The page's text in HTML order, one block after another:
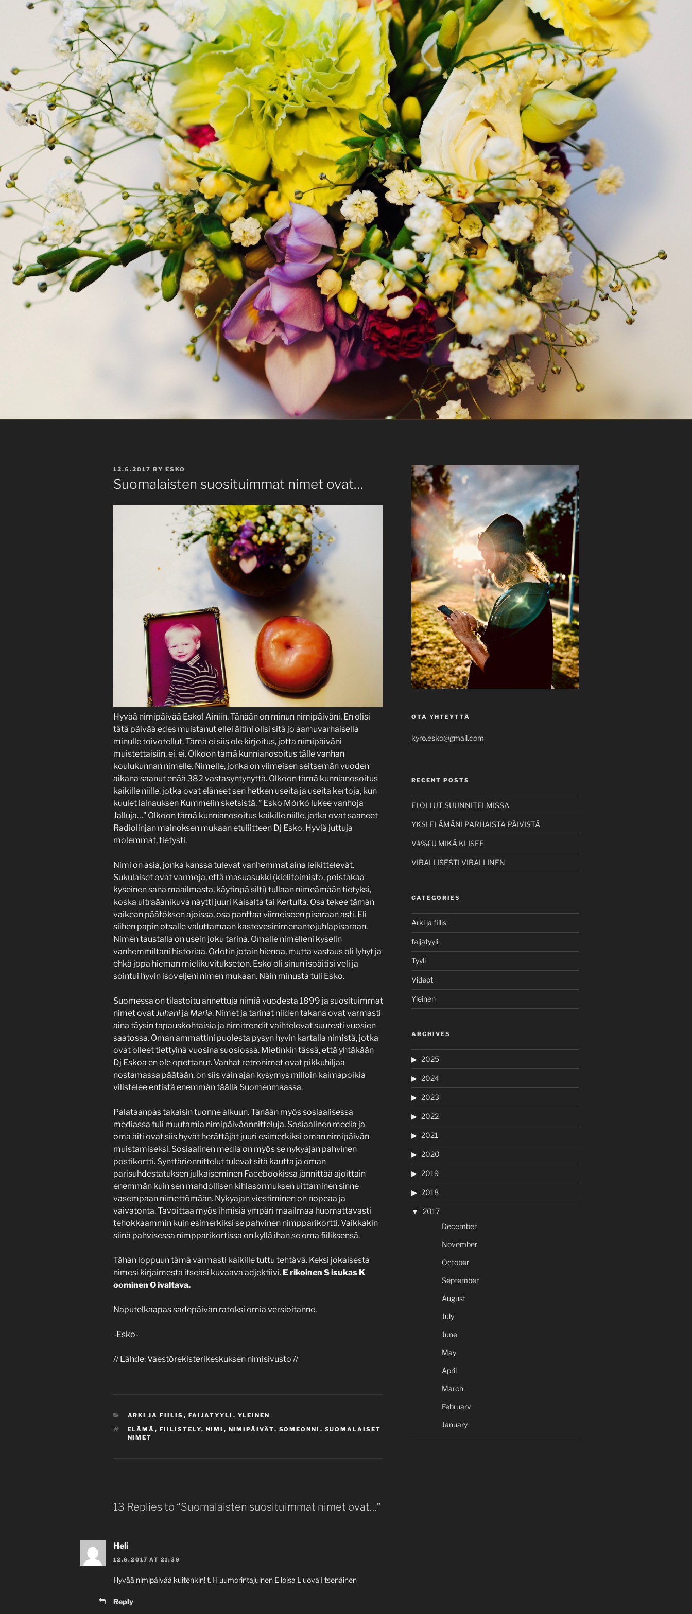
POSTED
ON
12.6.2017 BY ESKO
Suomalaisten suosituimmat nimet ovat…
Hyvää nimipäivää Esko! Ainiin. Tänään on minun nimipäiväni. En olisi
tätä päivää edes muistanut ellei äitini olisi sitä jo aamuvarhaisella
minulle toivotellut. Tämä ei siis ole kirjoitus, jotta nimipäiväni
muistettaisiin, ei, ei. Olkoon tämä kunnianosoitus tälle vanhan
koulukunnan nimelle. Nimelle, jonka on viimeisen seitsemän vuoden
aikana saanut enää 382 vastasyntynyttä. Olkoon tämä kunnianosoitus
kaikille niille, jotka ovat eläneet sen hetken useita ja useita kertoja, kun
kuulet lainauksen Kummelin sketsistä. ” Esko Mörkö lukee vanhoja
Jalluja…” Olkoon tämä kunnianosoitus kaikille niille, jotka ovat saaneet
Radiolinjan mainoksen mukaan etuliitteen Dj Esko. Hyviä juttuja
molemmat, tietysti.
Nimi on asia, jonka kanssa tulevat vanhemmat aina leikittelevät.
Sukulaiset ovat varmoja, että masuasukki (kielitoimisto, poistakaa
kyseinen sana maailmasta, käytinpä silti) tullaan nimeämään tietyksi,
koska ultraäänikuva näytti juuri Kaisalta tai Kertulta. Osa tekee tämän
vaikean päätöksen ajoissa, osa panttaa viimeiseen pisaraan asti. Eli
siihen papin otsalle valuttamaan kastevesinimenantojuhlapisaraan.
Nimen taustalla on usein joku tarina. Omalle nimelleni kyselin
vanhemmiltani historiaa. Odotin jotain hienoa, mutta vastaus oli lyhyt ja
ehkä jopa hieman mielikuvitukseton. Esko oli sinun isoäitisi veli ja
sointui hyvin isoveljeni nimen mukaan. Näin minusta tuli Esko.
Suomessa on tilastoitu annettuja nimiä vuodesta 1899 ja suosituimmat
nimet ovatJuhani ja Maria. Nimet ja tarinat niiden takana ovat varmasti
aina täysin tapauskohtaisia ja nimitrendit vaihtelevat suuresti vuosien
saatossa. Oman ammattini puolesta pysyn hyvin kartalla nimistä, jotka
ovat olleet tiettyinä vuosina suosiossa. Mietinkin tässä, että yhtäkään
Dj Eskoa en ole opettanut. Vanhat retronimet ovat pikkuhiljaa
nostamassa päätään, on siis vain ajan kysymys milloin kaimapoikia
vilistelee entistä enemmän täällä Suomenmaassa.
Palataanpas takaisin tuonne alkuun. Tänään myös sosiaalisessa
mediassa tuli muutamia nimipäiväonnitteluja. Sosiaalinen media ja
oma äiti ovat siis hyvät herättäjät juuri esimerkiksi oman nimipäivän
muistamiseksi. Sosiaalinen media on myös se nykyajan pahvinen
postikortti. Synttärionnittelut tulevat sitä kautta ja oman
parisuhdestatuksen julkaiseminen Facebookissa jännittää ajoittain
enemmän kuin sen mahdollisen kihlasormuksen uittaminen sinne
vasempaan nimettömään. Nykyajan viestiminen on nopeaa ja
vaivatonta. Tavoittaa myös ihmisiä ympäri maailmaa huomattavasti
tehokkaammin kuin esimerkiksi se pahvinen nimpparikortti. Vaikkakin
siinä pahvisessa nimpparikortissa on kyllä ihan se oma fiiliksensä.
Tähän loppuun tämä varmasti kaikille tuttu tehtävä. Keksi jokaisesta
nimesi kirjaimesta itseäsi kuvaava adjektiivi. E rikoinen S isukas K
oominen O ivaltava.
Naputelkaapas sadepäivän ratoksi omia versioitanne.
-Esko-
// Lähde: Väestörekisterikeskuksen nimisivusto //
CATEGORIES
ARKI JA FIILIS , FAIJATYYLI , YLEINEN
TAGS
ELÄMÄ , FIILISTELY, NIMI , NIMIPÄIVÄT, SOMEONNI , SUOMALAISET
NIMET
13 Replies to “Suomalaisten suosituimmat nimet ovat…”
Heli
12.6.2017 AT 21:39
Hyvää nimipäivää kuitenkin! t. H uumorintajuinen E loisa L uova I tsenäinen
Reply
OTA YHTEYTTÄ
kyro.esko@gmail.com
RECENT POSTS
EI OLLUT SUUNNITELMISSA
YKSI ELÄMÄNI PARHAISTA PÄIVISTÄ
V#%€U MIKÄ KLISEE
VIRALLISESTI VIRALLINEN
CATEGORIES
Arki ja fiilis
faijatyyli
Tyyli
Videot
Yleinen
ARCHIVES
2025
2024
2023
2022
2021
2020
2019
2018
2017
December
November
October
September
August
July
June
May
April
March
February
January